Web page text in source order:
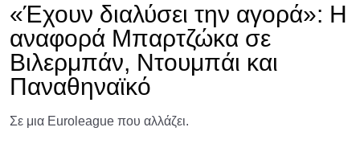
«Έχουν διαλύσει την αγορά»: Η
αναφορά Μπαρτζώκα σε
Βιλερμπάν, Ντουμπάι και
Παναθηναϊκό
Σε μια Euroleague που αλλάζει.